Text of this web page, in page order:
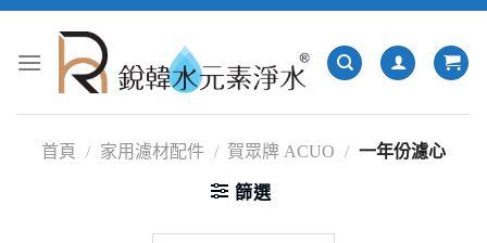
跳
首頁
/ 家用濾材配件 / 賀眾牌 ACUO / 一年份濾心
篩選